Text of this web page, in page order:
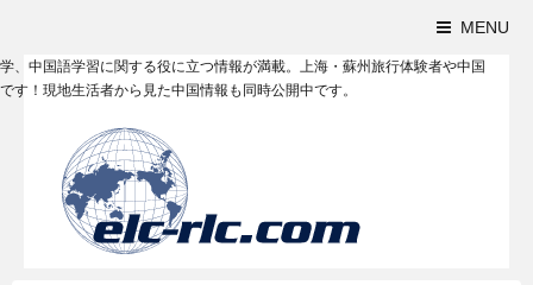
MENU
、中国語学習に関する役に立つ情報が満載。上海・蘇州旅行体験者や中国
す！現地生活者から見た中国情報も同時公開中です。